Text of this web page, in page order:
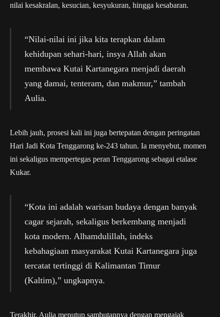
nilai kesakralan, kesucian, kesyukuran, hingga kesabaran.
“Nilai-nilai ini jika kita terapkan dalam
kehidupan sehari-hari, insya Allah akan
membawa Kutai Kartanegara menjadi daerah
yang damai, tenteram, dan makmur,” tambah
Aulia.
Lebih jauh, prosesi kali ini juga bertepatan dengan peringatan
Hari Jadi Kota Tenggarong ke-243 tahun. Ia menyebut, momen
ini sekaligus mempertegas peran Tenggarong sebagai etalase
Kukar.
“Kota ini adalah warisan budaya dengan banyak
cagar sejarah, sekaligus berkembang menjadi
kota modern. Alhamdulillah, indeks
kebahagiaan masyarakat Kutai Kartanegara juga
tercatat tertinggi di Kalimantan Timur
(Kaltim),” ungkapnya.
Terakhir, Aulia menutup sambutannya dengan mengajak